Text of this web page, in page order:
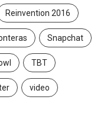
Reinvention 2016
Snapchat
TBT
video